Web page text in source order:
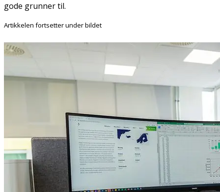
gode grunner til.
Artikkelen fortsetter under bildet